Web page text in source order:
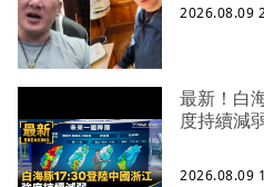
漢光
2026.08.09
最新！白
度持續減
2026.08.09